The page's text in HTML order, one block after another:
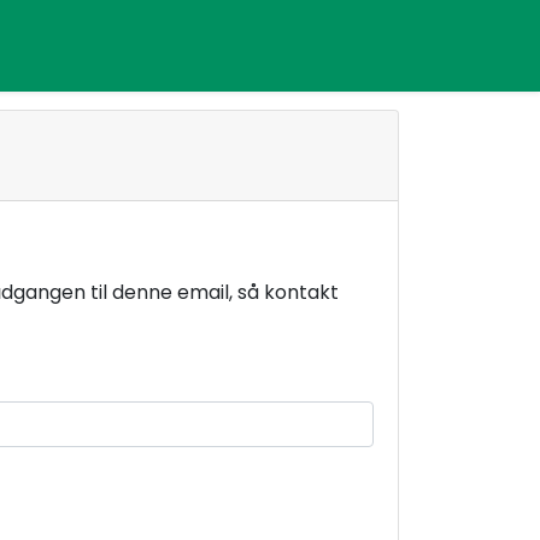
til denne email, så kontakt